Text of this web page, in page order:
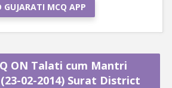
GUJARATI MCQ APP
ON Talati cum Mantri
02-2014) Surat District